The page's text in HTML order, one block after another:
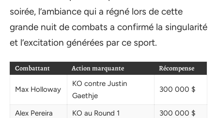
soirée, l’ambiance qui a régné lors de cette
grande nuit de combats a confirmé la singularité
et l’excitation générées par ce sport.
Combattant Action marquante Récompense
Max Holloway
KO contre Justin
Gaethje
300 000 $
Alex Pereira KO au Round 1
300 000 $